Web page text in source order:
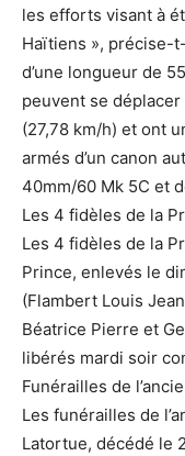
les efforts visant à
Haïtiens », précise-
d’une longueur de
peuvent se
(27,78 km/h) et ont
armés d’un canon
40mm/60 Mk 5C et
Les 4 fidèles de la
Les 4 fidèles de la
Prince, enlevés le
(Flambert Louis
Béatrice Pierre et
libérés mardi soir
Funérailles de
Les funérailles de
Latortue, décédé le